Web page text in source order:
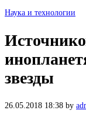
Наука и технологии
звезды
26.05.2018 18:38 by